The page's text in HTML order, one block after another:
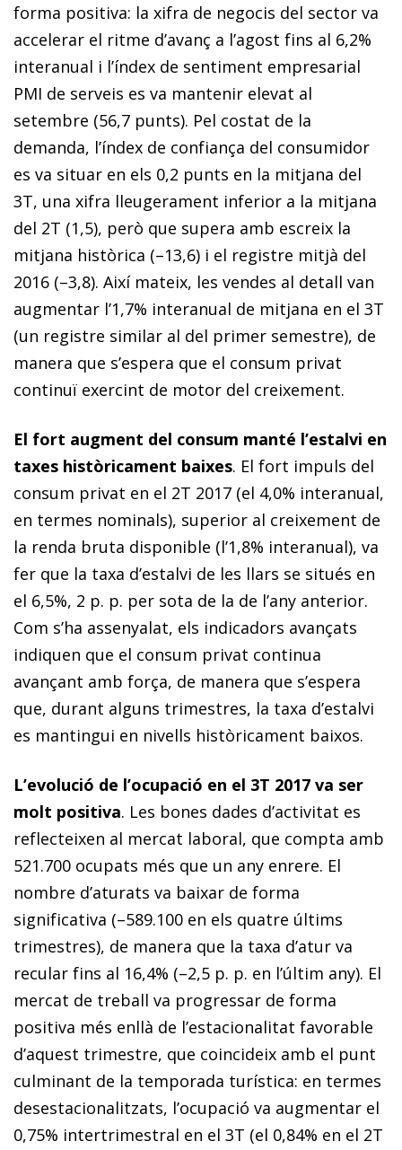
forma positiva: la xifra de negocis del sector va
accelerar el ritme d’avanç a l’agost fins al 6,2%
interanual i l’índex de sentiment empresarial
PMI de serveis es va mantenir elevat al
setembre (56,7 punts). Pel costat de la
demanda, l’índex de confiança del consumidor
es va situar en els 0,2 punts en la mitjana del
3T, una xifra lleugerament inferior a la mitjana
del 2T (1,5), però que supera amb escreix la
mitjana històrica (–13,6) i el registre mitjà del
2016 (–3,8). Així mateix, les vendes al detall van
augmentar l’1,7% interanual de mitjana en el 3T
(un registre similar al del primer semestre), de
manera que s’espera que el consum privat
continuï exercint de motor del creixement.
El fort augment del consum manté l’estalvi en
taxes històricament baixes. El fort impuls del
consum privat en el 2T 2017 (el 4,0% interanual,
en termes nominals), superior al creixement de
la renda bruta disponible (l’1,8% interanual), va
fer que la taxa d’estalvi de les llars se situés en
el 6,5%, 2 p. p. per sota de la de l’any anterior.
Com s’ha assenyalat, els indicadors avançats
indiquen que el consum privat continua
avançant amb força, de manera que s’espera
que, durant alguns trimestres, la taxa d’estalvi
es mantingui en nivells històricament baixos.
L’evolució de l’ocupació en el 3T 2017 va ser
molt positiva. Les bones dades d’activitat es
reflecteixen al mercat laboral, que compta amb
521.700 ocupats més que un any enrere. El
nombre d’aturats va baixar de forma
significativa (–589.100 en els quatre últims
trimestres), de manera que la taxa d’atur va
recular fins al 16,4% (–2,5 p. p. en l’últim any). El
mercat de treball va progressar de forma
positiva més enllà de l’estacionalitat favorable
d’aquest trimestre, que coincideix amb el punt
culminant de la temporada turística: en termes
desestacionalitzats, l’ocupació va augmentar el
0,75% intertrimestral en el 3T (el 0,84% en el 2T